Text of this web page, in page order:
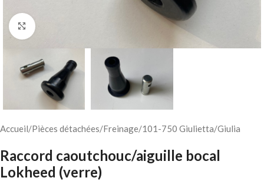
Cliquez pour agrandir
Accueil/Pièces détachées/Freinage/101-750 Giulietta/Giulia
Raccord caoutchouc/aiguille bocal
Lokheed (verre)